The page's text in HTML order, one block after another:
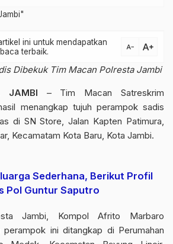
ini untuk mendapatkan
terbaik.
text_decrease text_increase
Dibekuk Tim Macan Polresta Jambi
JAMBI – Tim Macan Satreskrim
menangkap tujuh perampok sadis
di SN Store, Jalan Kapten Patimura,
Kecamatam Kota Baru, Kota Jambi.
Sederhana, Berikut Profil
Pol Guntur Saputro
Jambi, Kompol Afrito Marbaro
perampok ini ditangkap di Perumahan